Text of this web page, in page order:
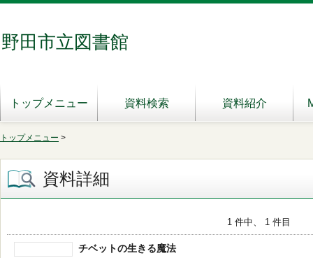
野田市立図書館
トップメニュー 資料検索 資料紹介
トップメニュー >
資料詳細
1 件中、 1 件目
チベットの生きる魔法